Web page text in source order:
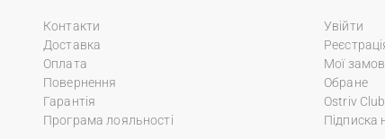
Контакти
Доставка
Оплата
Повернення
Гарантія
Програма лояльності
Увійти
Мої
Обране
Ostriv
Підписка